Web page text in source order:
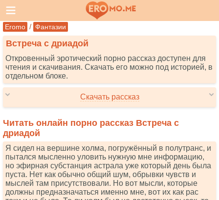
Eromo / Фантазии
Встреча с дриадой
Откровенный эротический порно рассказ доступен для
чтения и скачивания. Скачать его можно под историей, в
отдельном блоке.
Скачать рассказ
Читать онлайн порно рассказ Встреча с
дриадой
Я сидел на вершине холма, погружённый в полутранс, и
пытался мысленно уловить нужную мне информацию,
но эфирная субстанция астрала уже который день была
пуста. Нет как обычно общий шум, обрывки чувств и
мыслей там присутствовали. Но вот мысли, которые
должны предназначаться именно мне, вот их как рас